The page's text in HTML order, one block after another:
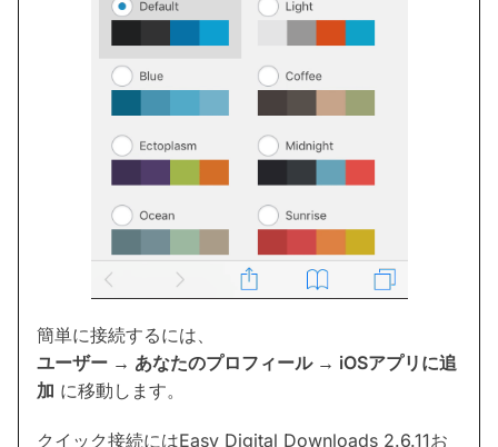
簡単に接続するには、
ユーザー → あなたのプロフィール → iOSアプリに追
加 に移動します。
クイック接続にはEasy Digital Downloads 2.6.11お